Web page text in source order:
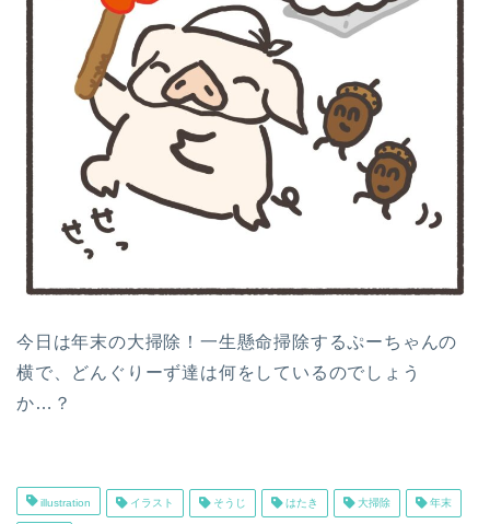
今日は年末の大掃除！一生懸命掃除するぷーちゃんの
横で、どんぐりーず達は何をしているのでしょう
か…？
illustration イラスト そうじ はたき 大掃除 年末